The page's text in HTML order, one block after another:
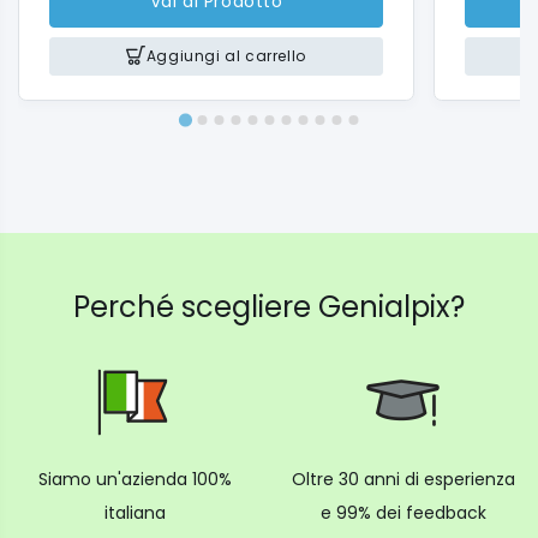
Aggiungi al carrello
Perché scegliere Genialpix?
Siamo un'azienda 100%
italiana
Oltre 30 anni di esperienza
e 99% dei feedback